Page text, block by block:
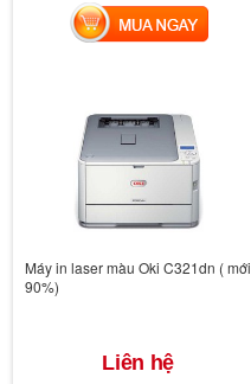
MUA NGAY
Máy in laser màu Oki C321dn ( mới
90%)
Liên hệ